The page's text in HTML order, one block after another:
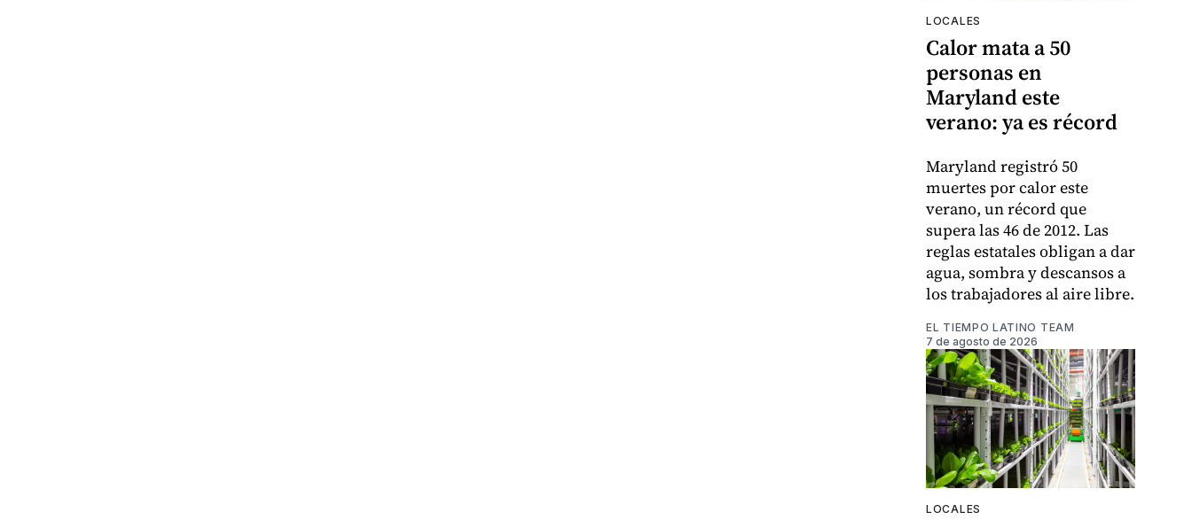
LOCALES
Calor mata a 50
personas en
Maryland este
verano: ya es récord
Maryland registró 50
muertes por calor este
verano, un récord que
supera las 46 de 2012. Las
reglas estatales obligan a dar
agua, sombra y descansos a
los trabajadores al aire libre.
EL TIEMPO LATINO TEAM
7 de agosto de 2026
LOCALES